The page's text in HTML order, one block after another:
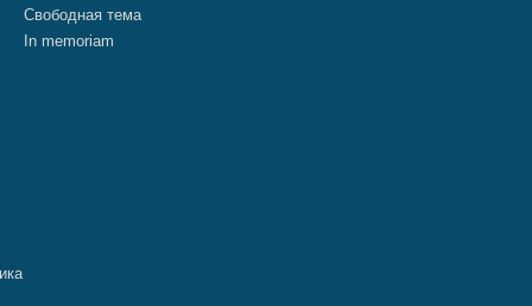
Свободная тема
In memoriam